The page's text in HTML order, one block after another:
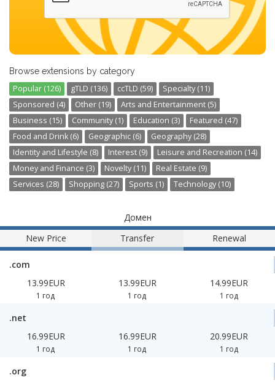
Browse extensions by category
Popular (126) gTLD (136) ccTLD (59)
Specialty (11)
Sponsored (4)
Other (19)
Arts and Entertainment (5)
Business (15)
Community (1) Education (3)
Featured (47)
Food and Drink (6)
Geographic (6)
Geography (28)
Identity and Lifestyle (8)
Interest (9)
Leisure and Recreation (14)
Money and Finance (3)
Novelty (11)
Real Estate (9)
Services (28)
Shopping (27) Sports (1) Technology (10)
Домен
New Price
Transfer Renewal
.com
13.99EUR
1 год
13.99EUR
1 год
14.99EUR
1 год
.net
16.99EUR
1 год
16.99EUR
1 год
20.99EUR
1 год
.org